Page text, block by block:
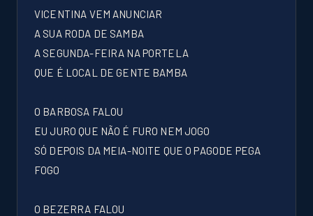
VICENTINA VEM ANUNCIAR
A SUA RODA DE SAMBA
A SEGUNDA-FEIRA NA PORTELA
QUE É LOCAL DE GENTE BAMBA
O BARBOSA FALOU
EU JURO QUE NÃO É FURO NEM JOGO
SÓ DEPOIS DA MEIA-NOITE QUE O PAGODE PEGA
FOGO
O BEZERRA FALOU